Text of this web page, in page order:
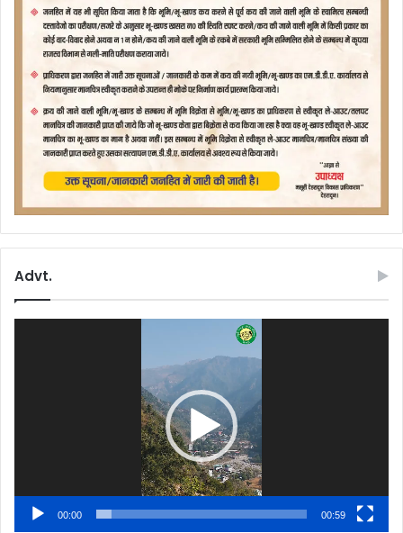
Advt.
00:00 00:59